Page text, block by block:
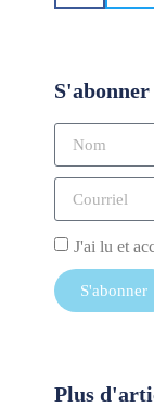
J'ai lu et
S'abonner
Plus